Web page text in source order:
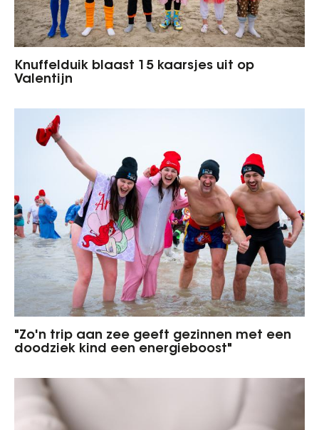
Knuffelduik blaast 15 kaarsjes uit op
Valentijn
"Zo'n trip aan zee geeft gezinnen met een
doodziek kind een energieboost"